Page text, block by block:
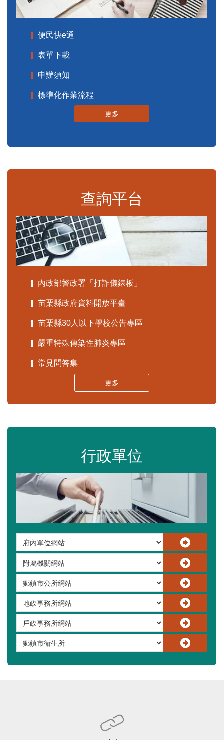
便民快e通
表單下載
申辦須知
標準化作業流程
更多
查詢平台
內政部警政署「打詐儀錶板」
苗栗縣政府資料開放平臺
苗栗縣30人以下學校公告專區
嚴重特殊傳染性肺炎專區
常見問答集
更多
行政單位